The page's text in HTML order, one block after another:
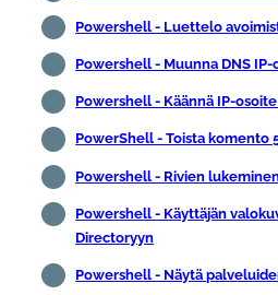
Powershell - Luettelo
Powershell - Muunna DNS
Powershell - Käännä IP-
PowerShell - Toista komento
Powershell - Rivien
Powershell - Käyttäjän
Directoryyn
Powershell - Näytä